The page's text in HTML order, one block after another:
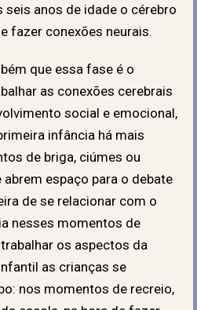
seis anos de idade o cérebro
fazer conexões neurais.
que essa fase é o
as conexões cerebrais
social e emocional,
infância há mais
de briga, ciúmes ou
espaço para o debate
de se relacionar com o
nesses momentos de
os aspectos da
as crianças se
nos momentos de recreio,